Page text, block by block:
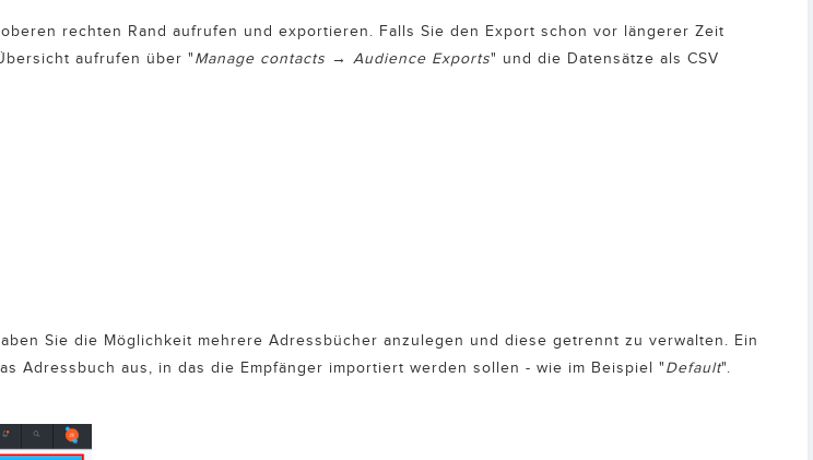
rechten Rand aufrufen und exportieren. Falls Sie den Export schon vor längerer Zeit
aufrufen über "Manage contacts → Audience Exports" und die Datensätze als CSV
Sie die Möglichkeit mehrere Adressbücher anzulegen und diese getrennt zu verwalten. Ein
Adressbuch aus, in das die Empfänger importiert werden sollen - wie im Beispiel "Default".